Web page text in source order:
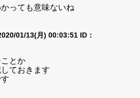
っても意味ないね
01/13(月) 00:03:51 ID：
とか
ておきます